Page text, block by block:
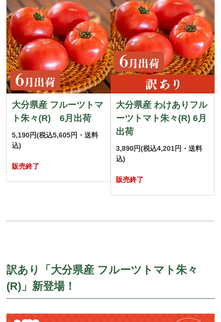
大分県産 フルーツトマ
ト朱々(R) 6月出荷
5,190円(税込5,605円・送料
込)
販売終了
大分県産 わけありフル
ーツトマト朱々(R) 6月
出荷
3,890円(税込4,201円・送料
込)
販売終了
訳あり「大分県産 フルーツトマト朱々
(R)」新登場！